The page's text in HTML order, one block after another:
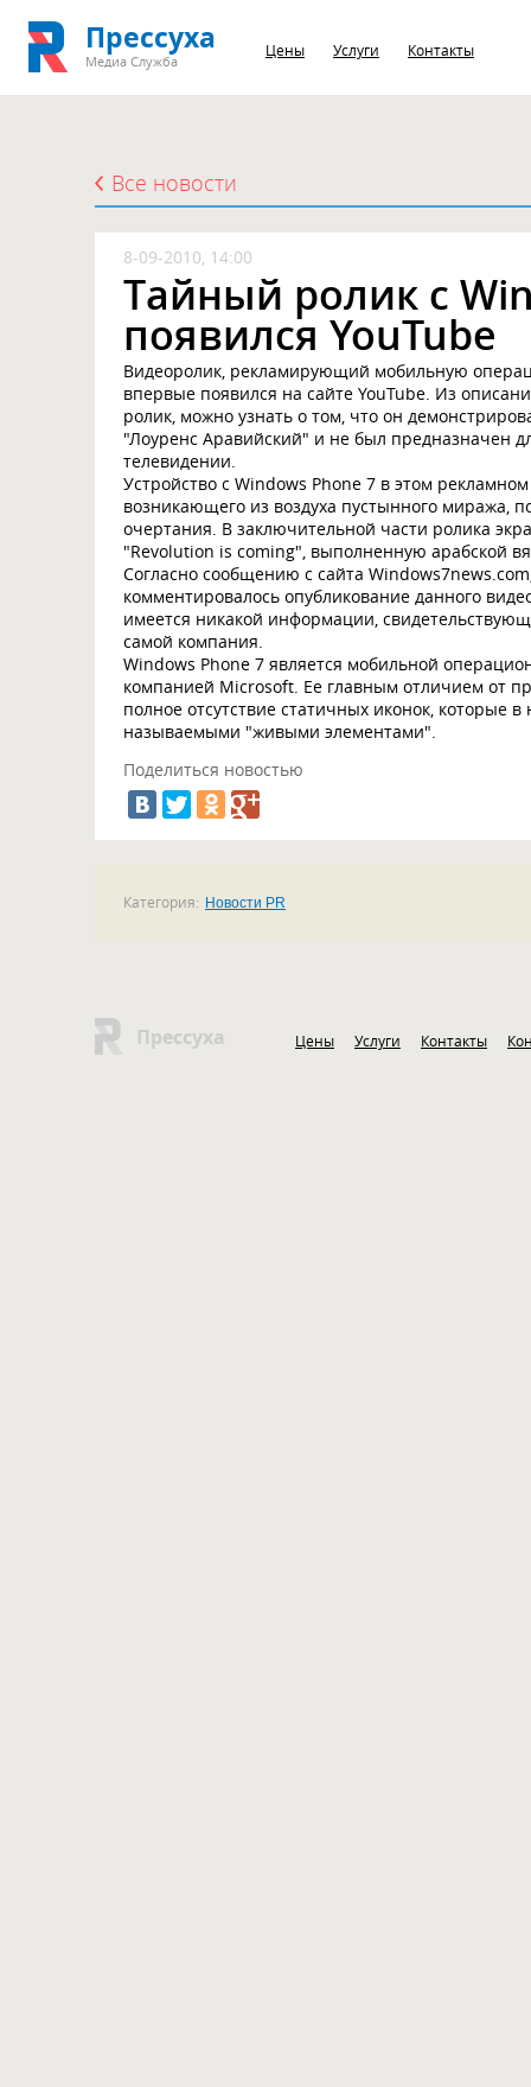
Прессуха
Медиа Служба
Цены Услуги Контакты
Все новости
8-09-2010, 14:00
Тайный ролик с
появился YouTube
Видеоролик, рекламирующий мобильную
впервые появился на сайте YouTube. Из
ролик, можно узнать о том, что он
"Лоуренс Аравийский" и не был предназначен
телевидении.
Устройство с Windows Phone 7 в этом
возникающего из воздуха пустынного миража,
очертания. В заключительной части ролика
"Revolution is coming", выполненную арабской
Согласно сообщению с сайта
комментировалось опубликование данного
имеется никакой информации,
самой компания.
Windows Phone 7 является мобильной
компанией Microsoft. Ее главным отличием от
полное отсутствие статичных иконок, которые
называемыми "живыми элементами".
Поделиться новостью
Категория: Новости PR
Прессуха Цены Услуги Контакты